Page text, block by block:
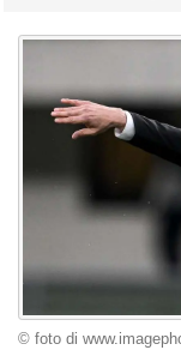
© foto di